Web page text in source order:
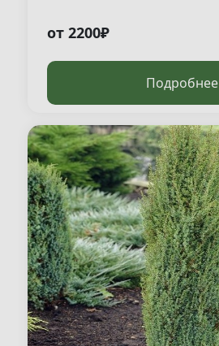
от 2200₽
Подробнее